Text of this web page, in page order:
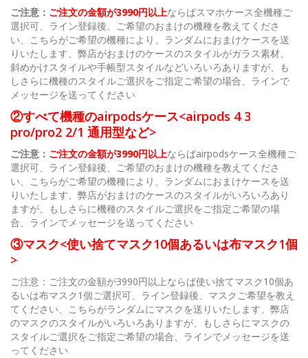
ご注意： ご注文の金額が3990円以上ならばスマホケース全機種ご
選択可、ライン登録後、ご希望のおまけの機種を教えてくださ
い、こちらがご希望の機種により、ランダムにおまけケースを送
りいたします、弊店がおまけのケースのスタイルがガラス素材、
斜めかけスタイルや手帳型スタイルなどいろいろありますが、も
しさらに機種のスタイルご選択をご指定ご希望の場合、ラインで
メッセージを送ってください
②すべて機種のairpodsケース<airpods 4 3
pro/pro2 2/1 通用型など>
ご注意： ご注文の金額が3990円以上ならばairpodsケース全機種ご
選択可、ライン登録後、ご希望のおまけの機種を教えてくださ
い、こちらがご希望の機種により、ランダムにおまけケースを送
りいたします、弊店がおまけのケースのスタイルがいろいろあり
ますが、もしさらに機種のスタイルご選択をご指定ご希望の場
合、ラインでメッセージを送ってください
③マスク<使い捨てマスク10個あるいは布マスク1個
>
ご注意：ご注文の金額が3990円以上ならば使い捨てマスク10個あ
るいは布マスク1個ご選択可、ライン登録後、マスクご希望を教え
てください、こちらがランダムにマスクを送りいたします、弊店
のマスクのスタイルがいろいろありますが、もしさらにマスクの
スタイルご選択をご指定ご希望の場合、ラインでメッセージを送
ってください